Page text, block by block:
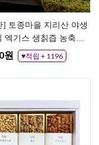
] 토종마을 지리산 야생
엑기스 생칡즙 농축액
원 ♥적립 + 1196